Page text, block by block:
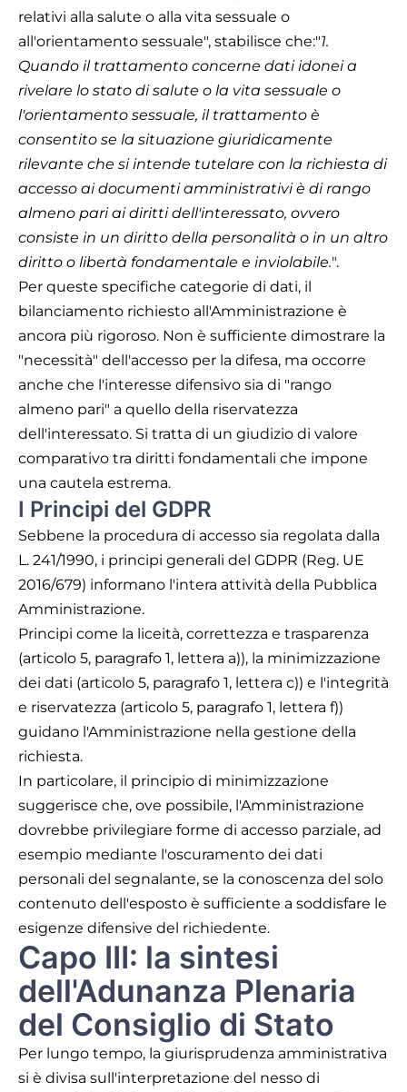
relativi alla salute o alla vita sessuale o
all'orientamento sessuale", stabilisce che:"1.
Quando il trattamento concerne dati idonei a
rivelare lo stato di salute o la vita sessuale o
l'orientamento sessuale, il trattamento è
consentito se la situazione giuridicamente
rilevante che si intende tutelare con la richiesta di
accesso ai documenti amministrativi è di rango
almeno pari ai diritti dell'interessato, ovvero
consiste in un diritto della personalità o in un altro
diritto o libertà fondamentale e inviolabile.".
Per queste specifiche categorie di dati, il
bilanciamento richiesto all'Amministrazione è
ancora più rigoroso. Non è sufficiente dimostrare la
"necessità" dell'accesso per la difesa, ma occorre
anche che l'interesse difensivo sia di "rango
almeno pari" a quello della riservatezza
dell'interessato. Si tratta di un giudizio di valore
comparativo tra diritti fondamentali che impone
una cautela estrema.
I Principi del GDPR
Sebbene la procedura di accesso sia regolata dalla
L. 241/1990, i principi generali del GDPR (Reg. UE
2016/679) informano l'intera attività della Pubblica
Amministrazione.
Principi come la liceità, correttezza e trasparenza
(articolo 5, paragrafo 1, lettera a)), la minimizzazione
dei dati (articolo 5, paragrafo 1, lettera c)) e l'integrità
e riservatezza (articolo 5, paragrafo 1, lettera f))
guidano l'Amministrazione nella gestione della
richiesta.
In particolare, il principio di minimizzazione
suggerisce che, ove possibile, l'Amministrazione
dovrebbe privilegiare forme di accesso parziale, ad
esempio mediante l'oscuramento dei dati
personali del segnalante, se la conoscenza del solo
contenuto dell'esposto è sufficiente a soddisfare le
esigenze difensive del richiedente.
Capo III: la sintesi
dell'Adunanza Plenaria
del Consiglio di Stato
Per lungo tempo, la giurisprudenza amministrativa
si è divisa sull'interpretazione del nesso di